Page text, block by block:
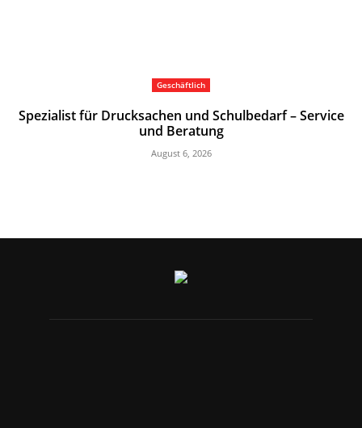
Geschäftlich
Spezialist für Drucksachen und Schulbedarf – Service
und Beratung
August 6, 2026